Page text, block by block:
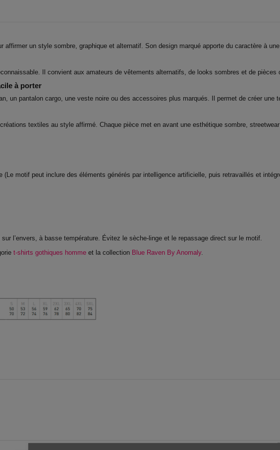
affirmer un style sombre, graphique et alternatif. Son design marqué apporte du caractère à
Il convient aux amateurs de vêtements alternatifs, de looks sombres et de pièces
à porter
un pantalon cargo, une veste noire ou des accessoires plus marqués. Il permet de créer une
textiles au style affirmé. Chaque pièce met en avant une esthétique sombre,
(Le motif peut inclure des éléments générés par intelligence artificielle, puis retravaillés et
l’envers, à basse température. Évitez le sèche-linge et le repassage direct sur le motif.
t-shirts gothiques homme et la collection Blue Raven By Anomaly.